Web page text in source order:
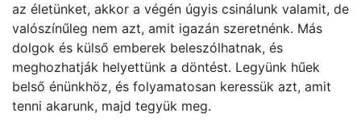
az életünket, akkor a végén úgyis csinálunk valamit, de
valószínűleg nem azt, amit igazán szeretnénk. Más
dolgok és külső emberek beleszólhatnak, és
meghozhatják helyettünk a döntést. Legyünk hűek
belső énünkhöz, és folyamatosan keressük azt, amit
tenni akarunk, majd tegyük meg.